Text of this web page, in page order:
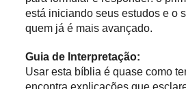
está iniciando seus estudos e o
quem já é mais avançado.
Guia de Interpretação:
Usar esta bíblia é quase como
encontra explicações que